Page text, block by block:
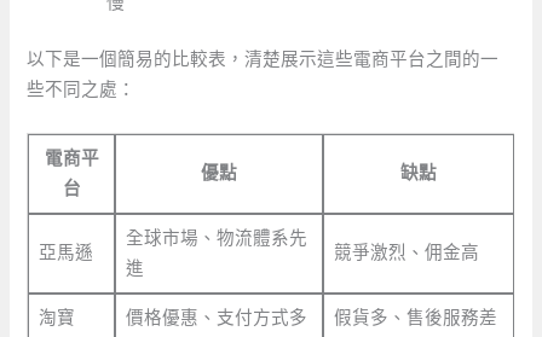
以下是一個簡易的比較表，清楚展示這些電商平台之間的一
些不同之處：
電商平
台
優點 缺點
亞馬遜
全球市場、物流體系先
進
競爭激烈、佣金高
淘寶 價格優惠、支付方式多 假貨多、售後服務差